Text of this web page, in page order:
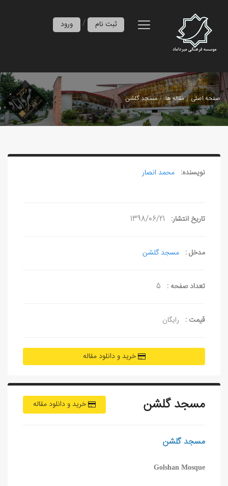
ورود / ثبت نام
صفحه اصلی مقاله ها مسجد گلشن
نویسنده: محمد انصار
تاریخ انتشار: 1398/06/21
مدخل : مسجد گلشن
تعداد صفحه : 5
قیمت : رایگان
خرید و دانلود مقاله
خرید و دانلود مقاله مسجد گلشن
مسجد گلشن
Golshan Mosque